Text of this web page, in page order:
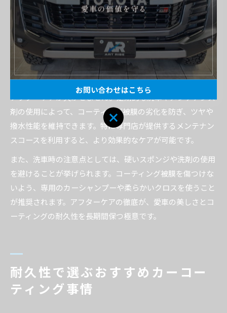
最適なコーティング剤を選び、施工店と相談しながら決定す
ることがプロ視点での賢い選び方です。
アフターケアが重要なカーコーティングの極
カーコーティングの効果を長持ちさせるためには、施工後の
アフターケアが欠かせません。定期的な洗車やメンテナンス
剤の使用によって、コーティング被膜の劣化を防ぎ、ツヤや
撥水性能を維持できます。特に専門店が提供するメンテナン
スコースを利用すると、より効果的なケアが可能です。
また、洗車時の注意点としては、硬いスポンジや洗剤の使用
を避けることが挙げられます。コーティング被膜を傷つけな
いよう、専用のカーシャンプーや柔らかいクロスを使うこと
が推奨されます。アフターケアの徹底が、愛車の美しさとコ
ーティングの耐久性を長期間保つ極意です。
耐久性で選ぶおすすめカーコー
ティング事情
お問い合わせはこちら